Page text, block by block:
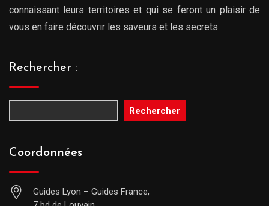
connaissant leurs territoires et qui se feront un plaisir de
vous en faire découvrir les saveurs et les secrets.
Rechercher :
Rechercher
Coordonnées
Guides Lyon – Guides France,